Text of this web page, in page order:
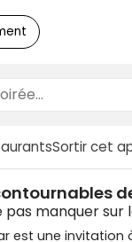
Sortircet
pas manquer
est une